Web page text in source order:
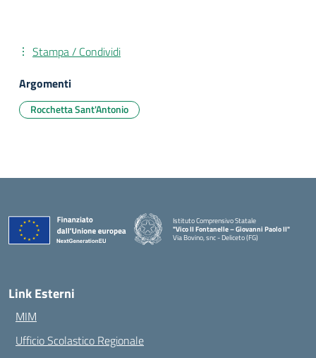
Stampa / Condividi
Argomenti
Rocchetta Sant'Antonio
Istituto Comprensivo Statale
"Vico II Fontanelle – Giovanni Paolo II"
Via Bovino, snc - Deliceto (FG)
Link Esterni
MIM
Ufficio Scolastico Regionale